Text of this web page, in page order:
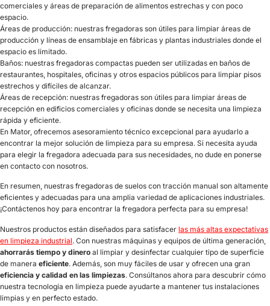
comerciales y áreas de preparación de alimentos estrechas y con poco
espacio.
Áreas de producción: nuestras fregadoras son útiles para limpiar áreas de
producción y líneas de ensamblaje en fábricas y plantas industriales donde el
espacio es limitado.
Baños: nuestras fregadoras compactas pueden ser utilizadas en baños de
restaurantes, hospitales, oficinas y otros espacios públicos para limpiar pisos
estrechos y difíciles de alcanzar.
Áreas de recepción: nuestras fregadoras son útiles para limpiar áreas de
recepción en edificios comerciales y oficinas donde se necesita una limpieza
rápida y eficiente.
En Mator, ofrecemos asesoramiento técnico excepcional para ayudarlo a
encontrar la mejor solución de limpieza para su empresa. Si necesita ayuda
para elegir la fregadora adecuada para sus necesidades, no dude en ponerse
en contacto con nosotros.
En resumen, nuestras fregadoras de suelos con tracción manual son altamente
eficientes y adecuadas para una amplia variedad de aplicaciones industriales.
¡Contáctenos hoy para encontrar la fregadora perfecta para su empresa!
Nuestros productos están diseñados para satisfacer las más altas expectativas
en limpieza industrial. Con nuestras máquinas y equipos de última generación,
ahorrarás tiempo y dinero al limpiar y desinfectar cualquier tipo de superficie
de manera eficiente. Además, son muy fáciles de usar y ofrecen una gran
eficiencia y calidad en las limpiezas. Consúltanos ahora para descubrir cómo
nuestra tecnología en limpieza puede ayudarte a mantener tus instalaciones
limpias y en perfecto estado.